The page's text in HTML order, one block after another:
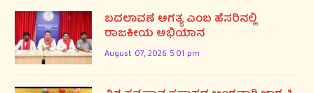
ಬದಲಾವಣೆ ಅಗತ್ಯ ಎಂಬ ಹೆಸರಿನಲ್ಲಿ
ರಾಜಕೀಯ ಅಭಿಯಾನ
August 07, 2026 5:01 pm